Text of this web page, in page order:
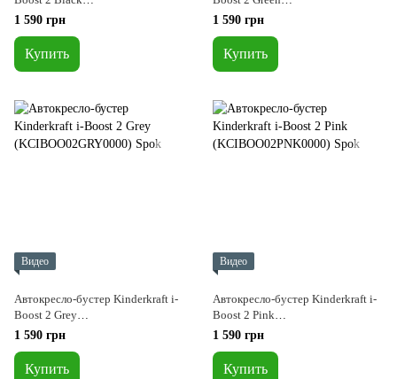
(KCIBOO02BLK0000)
1 590 грн
Купить
(KCIBOO02GRE0000)
1 590 грн
Купить
Видео
Автокресло-бустер Kinderkraft i-
Boost 2 Grey
(KCIBOO02GRY0000)
1 590 грн
Купить
Видео
Автокресло-бустер Kinderkraft i-
Boost 2 Pink
(KCIBOO02PNK0000)
1 590 грн
Купить